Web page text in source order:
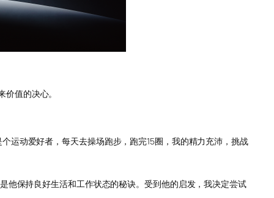
值的决心。
运动爱好者，每天去操场跑步，跑完15圈，我的精力充沛，挑战
保持良好生活和工作状态的秘诀。受到他的启发，我决定尝试